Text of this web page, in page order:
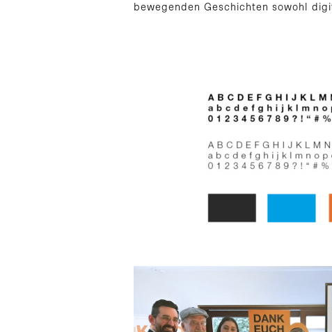
bewegenden Geschichten sowohl